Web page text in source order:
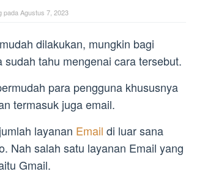
padaAgustus 7, 2023
dilakukan, mungkin bagi
sudah tahu mengenai cara tersebut.
para pengguna khususnya
termasuk juga email.
layanan Email di luar sana
Nah salah satu layanan Email yang
Gmail.